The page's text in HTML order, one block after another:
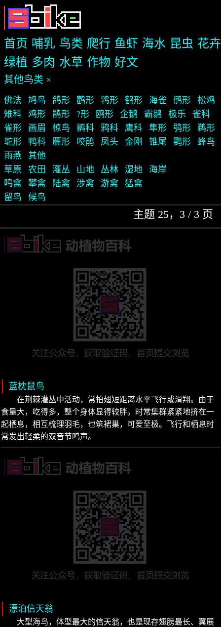
首页 哺乳 鸟类 爬行 鱼虾 海水 昆虫 花卉
绿植 多肉 水草 作物 好文
其他鸟类 ×
佛法 鸠鸟 鸽形 鹳形 鸨形 鹤形 海雀 鸻形
松鸡
雉科
鸡形 鹃形 ?形 鸥形 企鹅 霸鹟 极乐
雀科
雀形
画眉 椋鸟 鹟科 鸦科 鹰科 隼形 鸮形
鹈形
鸵形
鸭科 雁形 咬鹃 凤头 金刚 锥尾 鹦形
蜂鸟
雨燕
其他
草原
农田 灌丛 山地 丛林 湿地
海岸
鸣禽
攀禽 陆禽 涉禽 游禽
猛禽
留鸟
候鸟
主题 25，3 / 3 页
蓝枕鼠鸟
在荆棘灌丛中活动，常拍翅短距离水平飞行或滑翔。由于
食量大，吃得多，整个身体显得较胖。时常集群紧紧地挤在一
起栖息，相互梳理羽毛，也筑裙巢，可爱至极。飞行和栖息时
常发出轻柔的双音节鸣声。
漂泊信天翁
大型海鸟，体型最大的信天翁，也是现存翅膀最长、翼展